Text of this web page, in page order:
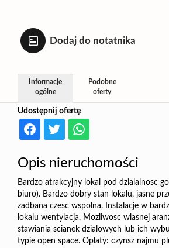
Dodaj do notatnika
Udostępnij ofertę
Informacje
ogólne
Podobne
oferty
Opis nieruchomości
Bardzo atrakcyjny lokal pod dzialalnosc
biuro). Bardzo dobry stan lokalu, jasne
zadbana czesc wspolna. Instalacje w
lokalu wentylacja. Mozliwosc wlasnej
stawiania scianek dzialowych lub ich
typie open space. Oplaty: czynsz najmu